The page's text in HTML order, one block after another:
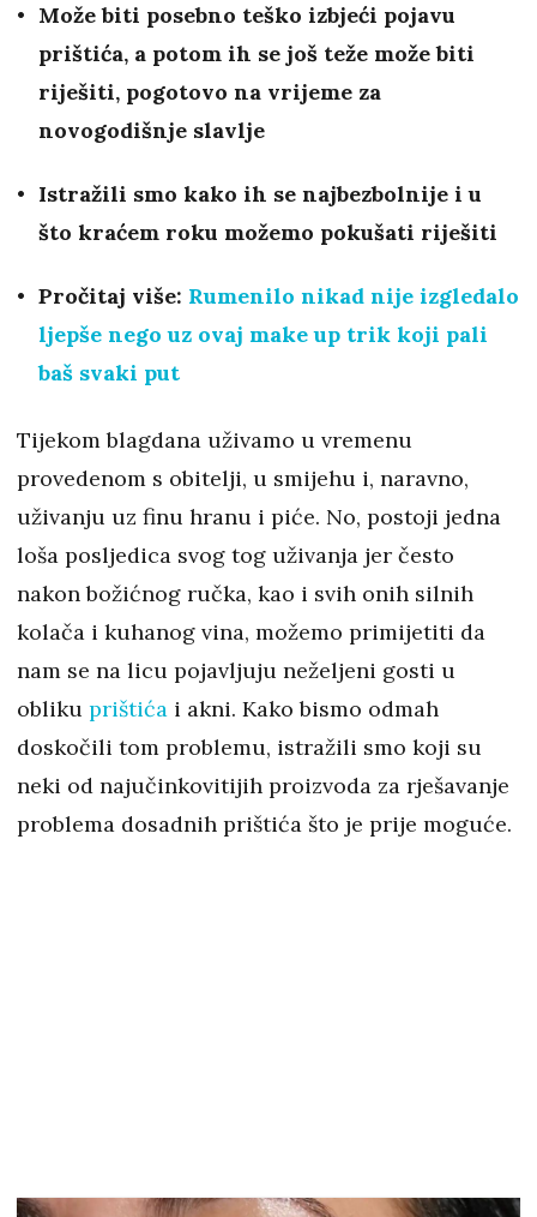
Može biti posebno teško izbjeći pojavu
prištića, a potom ih se još teže može biti
riješiti, pogotovo na vrijeme za
novogodišnje slavlje
Istražili smo kako ih se najbezbolnije i u
što kraćem roku možemo pokušati riješiti
Pročitaj više: Rumenilo nikad nije izgledalo
ljepše nego uz ovaj make up trik koji pali
baš svaki put
Tijekom blagdana uživamo u vremenu
provedenom s obitelji, u smijehu i, naravno,
uživanju uz finu hranu i piće. No, postoji jedna
loša posljedica svog tog uživanja jer često
nakon božićnog ručka, kao i svih onih silnih
kolača i kuhanog vina, možemo primijetiti da
nam se na licu pojavljuju neželjeni gosti u
obliku prištića i akni. Kako bismo odmah
doskočili tom problemu, istražili smo koji su
neki od najučinkovitijih proizvoda za rješavanje
problema dosadnih prištića što je prije moguće.